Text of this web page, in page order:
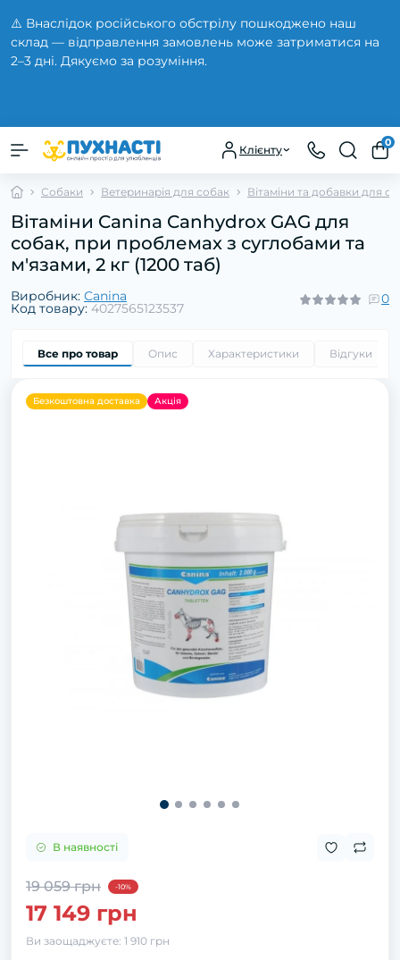
⚠️ Внаслідок російського обстрілу пошкоджено наш
склад — відправлення замовлень може затриматися на
2–3 дні. Дякуємо за розуміння.
Клієнту
0
Собаки Ветеринарія для собак Вітаміни та добавки для
Вітаміни Canina Canhydrox GAG для
собак, при проблемах з суглобами та
м'язами, 2 кг (1200 таб)
Виробник: Canina
Код товару: 4027565123537
0
Все про товар Опис Характеристики Відгуки
Безкоштовна доставка Акція
В наявності
19 059 грн -10%
17 149 грн
Ви заощаджуєте: 1 910 грн